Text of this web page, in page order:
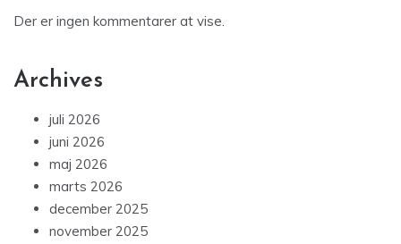
Der er ingen kommentarer at vise.
Archives
juli 2026
juni 2026
maj 2026
marts 2026
december 2025
november 2025